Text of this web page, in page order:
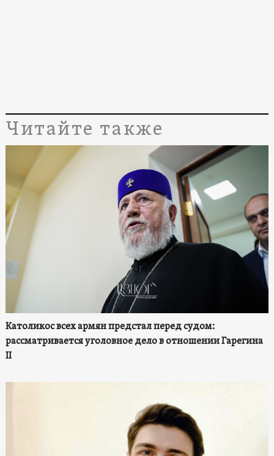
Читайте также
Католикос всех армян предстал перед судом:
рассматривается уголовное дело в отношении Гарегина
II